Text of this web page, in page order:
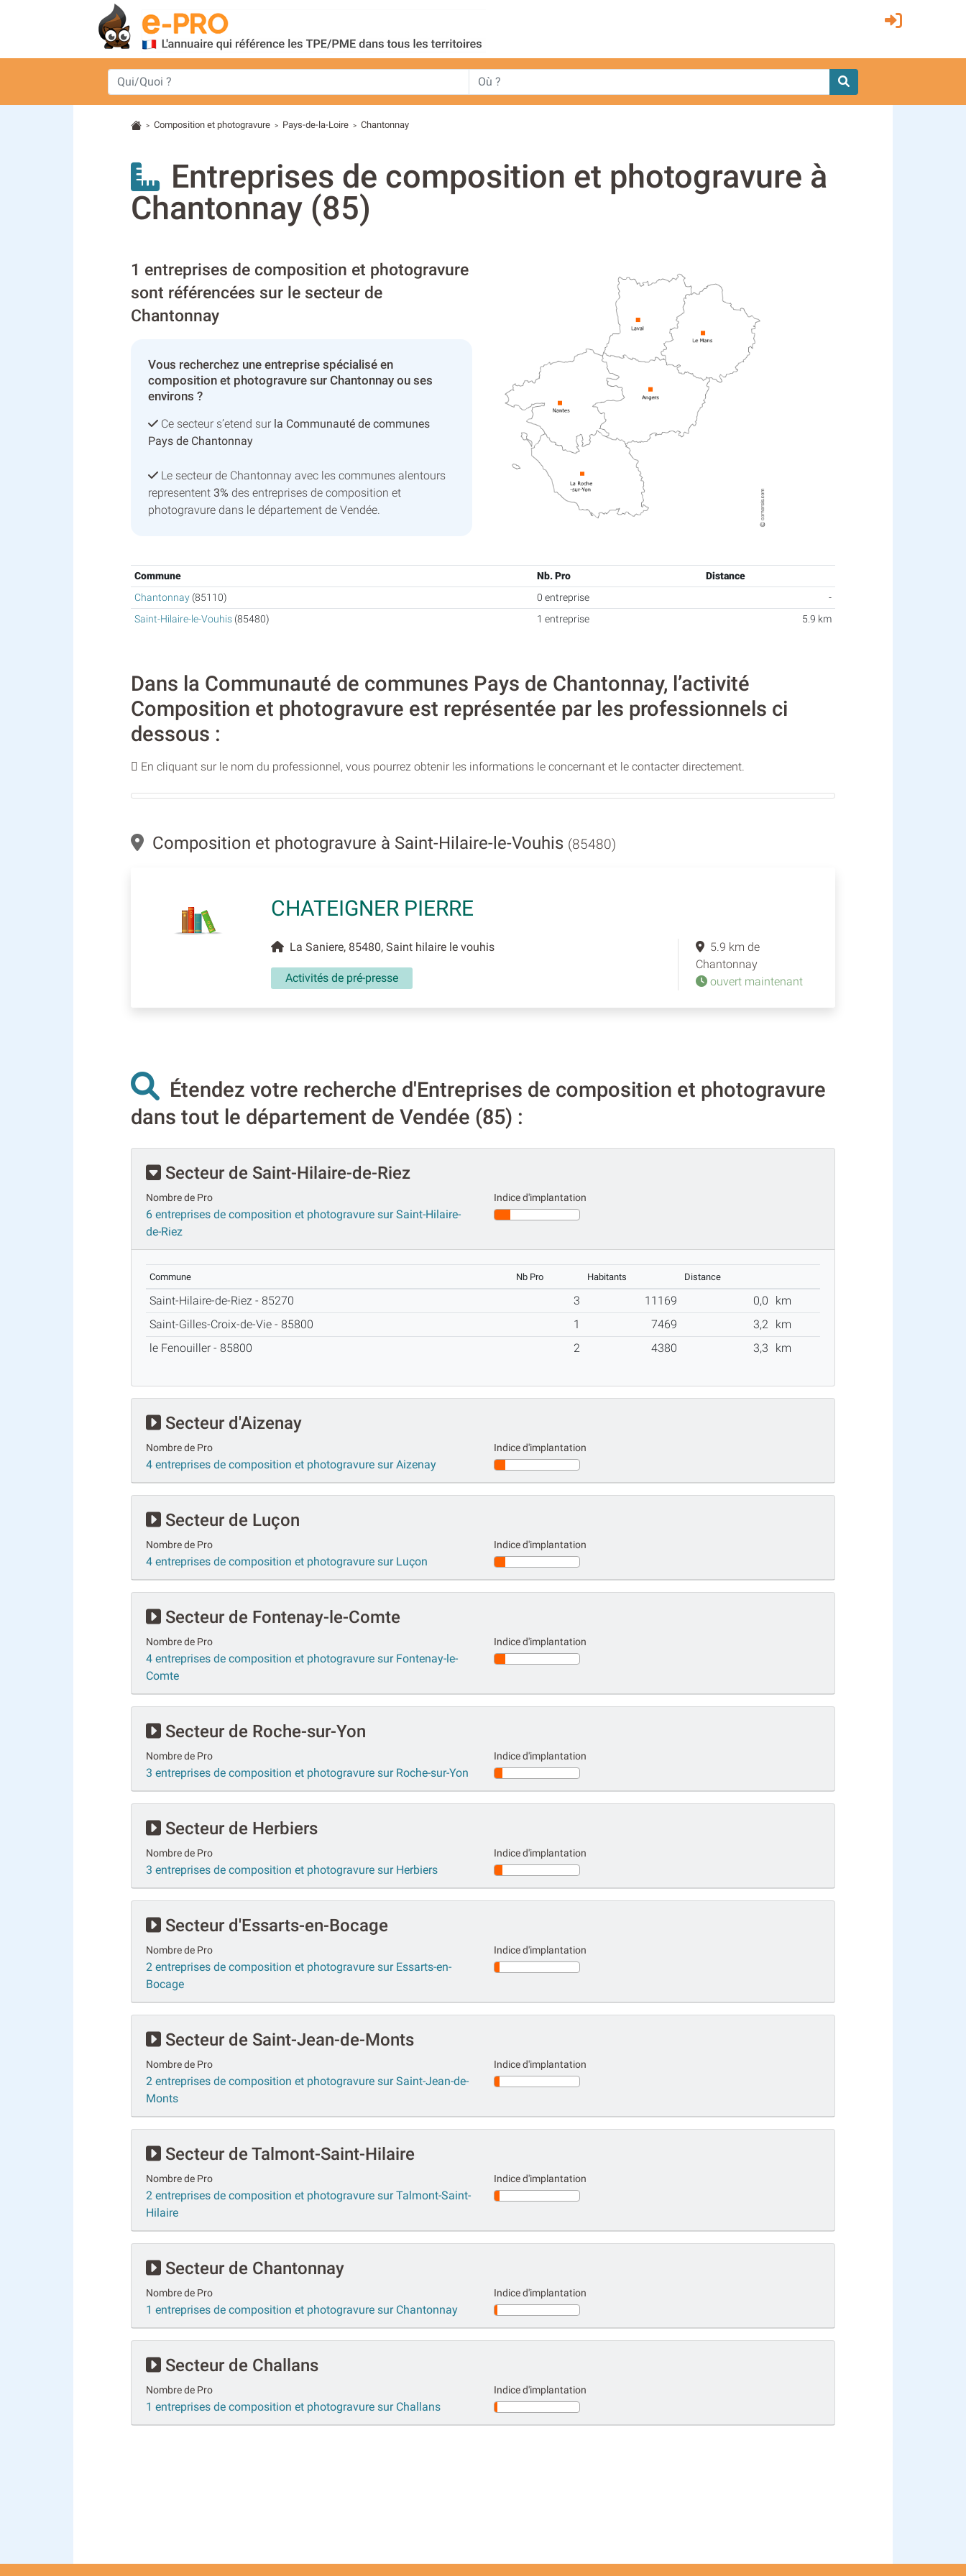
> Composition et photogravure > Pays-de-la-Loire > Chantonnay
Entreprises de composition et photogravure à
Chantonnay (85)
1 entreprises de composition et photogravure
sont référencées sur le secteur de
Chantonnay
Vous recherchez une entreprise spécialisé en
composition et photogravure sur Chantonnay ou ses
environs ?
Ce secteur s’etend sur la Communauté de communes
Pays de Chantonnay
Le secteur de Chantonnay avec les communes alentours
representent 3% des entreprises de composition et
photogravure dans le département de Vendée.
Commune Nb. Pro
Distance
Chantonnay(85110) 0 entreprise
-
Saint-Hilaire-le-Vouhis(85480) 1 entreprise 5.9 km
Dans la Communauté de communes Pays de Chantonnay, l’activité
Composition et photogravure est représentée par les professionnels ci
dessous :
En cliquant sur le nom du professionnel, vous pourrez obtenir les informations le concernant et le contacter directement.
Composition et photogravure à Saint-Hilaire-le-Vouhis (85480)
CHATEIGNER PIERRE
La Saniere, 85480, Saint hilaire le vouhis
Activités de pré-presse
5.9 km de
Chantonnay
ouvert maintenant
Étendez votre recherche d'Entreprises de composition et photogravure
dans tout le département de Vendée (85) :
Secteur de Saint-Hilaire-de-Riez
Nombre de Pro
6 entreprises de composition et photogravure sur Saint-Hilaire-
de-Riez
Indice d'implantation
Commune Nb Pro Habitants Distance
Saint-Hilaire-de-Riez - 85270 3 11169 0,0
km
Saint-Gilles-Croix-de-Vie - 85800
1 7469 3,2
km
le Fenouiller - 85800
2 4380 3,3 km
Secteur d'Aizenay
Nombre de Pro
4 entreprises de composition et photogravure sur Aizenay
Indice d'implantation
Secteur de Luçon
Nombre de Pro
4 entreprises de composition et photogravure sur Luçon
Indice d'implantation
Secteur de Fontenay-le-Comte
Nombre de Pro
4 entreprises de composition et photogravure sur Fontenay-le-
Comte
Indice d'implantation
Secteur de Roche-sur-Yon
Nombre de Pro
3 entreprises de composition et photogravure sur Roche-sur-Yon
Indice d'implantation
Secteur de Herbiers
Nombre de Pro
3 entreprises de composition et photogravure sur Herbiers
Indice d'implantation
Secteur d'Essarts-en-Bocage
Nombre de Pro
2 entreprises de composition et photogravure sur Essarts-en-
Bocage
Indice d'implantation
Secteur de Saint-Jean-de-Monts
Nombre de Pro
2 entreprises de composition et photogravure sur Saint-Jean-de-
Monts
Indice d'implantation
Secteur de Talmont-Saint-Hilaire
Nombre de Pro
2 entreprises de composition et photogravure sur Talmont-Saint-
Hilaire
Indice d'implantation
Secteur de Chantonnay
Nombre de Pro
1 entreprises de composition et photogravure sur Chantonnay
Indice d'implantation
Secteur de Challans
Nombre de Pro
1 entreprises de composition et photogravure sur Challans
Indice d'implantation